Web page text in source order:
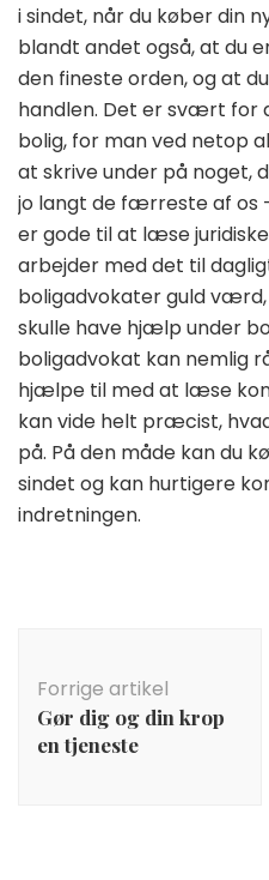
i sindet, når du køber din
blandt andet også, at du
den fineste orden, og at
handlen. Det er svært for
bolig, for man ved netop
at skrive under på noget,
jo langt de færreste af os
er gode til at læse
arbejder med det til
boligadvokater guld
skulle have hjælp under
boligadvokat kan nemlig
hjælpe til med at læse
kan vide helt præcist,
på. På den måde kan du
sindet og kan hurtigere
indretningen.
Forrige artikel
Gør dig og din krop
en tjeneste